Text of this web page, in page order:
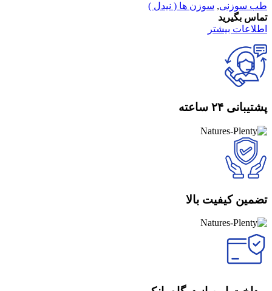
طب سوزنی, سوزن ها ( نیدل )
تماس بگیرید
اطلاعات بیشتر
پشتیبانی ۲۴ ساعته
تضمین کیفیت بالا